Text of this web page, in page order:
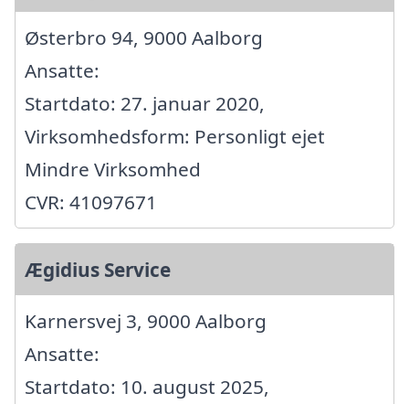
Østerbro 94, 9000 Aalborg
Ansatte:
Startdato: 27. januar 2020,
Virksomhedsform: Personligt ejet
Mindre Virksomhed
CVR: 41097671
Ægidius Service
Karnersvej 3, 9000 Aalborg
Ansatte:
Startdato: 10. august 2025,